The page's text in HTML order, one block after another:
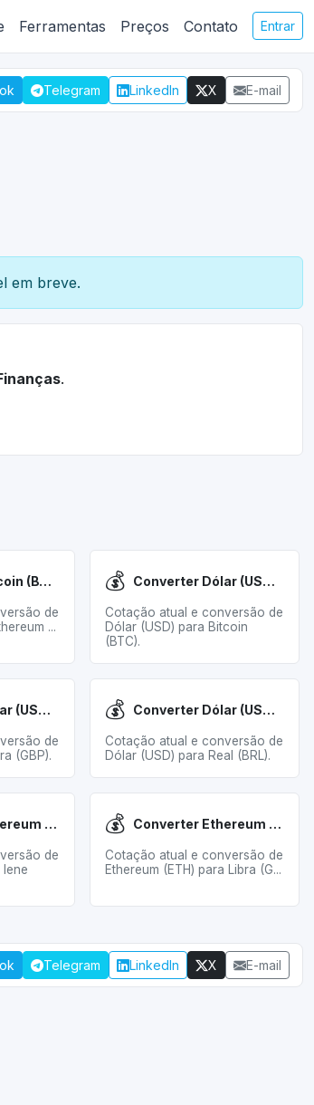
Ferramentas Preços Contato Entrar
Telegram LinkedIn X E-mail
em breve.
.
Converter Bitcoin (BTC) para Ethereum (ETH)
de
...
💰 Converter Dólar (USD) para Bitcoin (BTC)
Cotação atual e conversão de
Dólar (USD) para Bitcoin
(BTC).
Converter Dólar (USD) para Libra (GBP)
de
(GBP).
💰 Converter Dólar (USD) para Real (BRL)
Cotação atual e conversão de
Dólar (USD) para Real (BRL).
Converter Ethereum (ETH) para Iene (JPY)
de
Iene
💰 Converter Ethereum (ETH) para Libra (GBP)
Cotação atual e conversão de
Ethereum (ETH) para Libra (G...
Telegram LinkedIn X E-mail